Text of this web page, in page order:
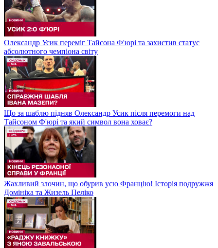
Олександр Усик переміг Тайсона Ф'юрі та захистив статус
абсолютного чемпіона світу
Що за шаблю підняв Олександр Усик після перемоги над
Тайсоном Ф'юрі та який символ вона ховає?
Жахливий злочин, що обурив усю Францію! Історія подружжя
Домініка та Жизель Пеліко